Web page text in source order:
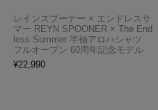
レインスプーナー × エンドレスサ
マー REYN SPOONER × The End
less Summer 半袖アロハシャツ
フルオープン 60周年記念モデル
¥22,990